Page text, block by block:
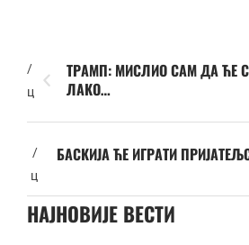
/
ц
ТРАМП: МИСЛИО САМ ДА ЋЕ
ЛАКО…
/
ц
БАСКИЈА ЋЕ ИГРАТИ
НАЈНОВИЈЕ ВЕСТИ